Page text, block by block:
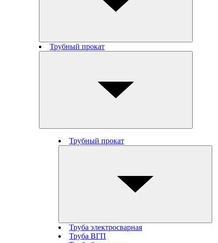
Трубный прокат
Трубный прокат
Труба электросварная
Труба ВГП